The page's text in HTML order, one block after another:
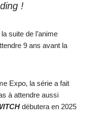
!
suite de l’anime
9 ans avant la
Expo, la série a fait
à attendre aussi
débutera en 2025